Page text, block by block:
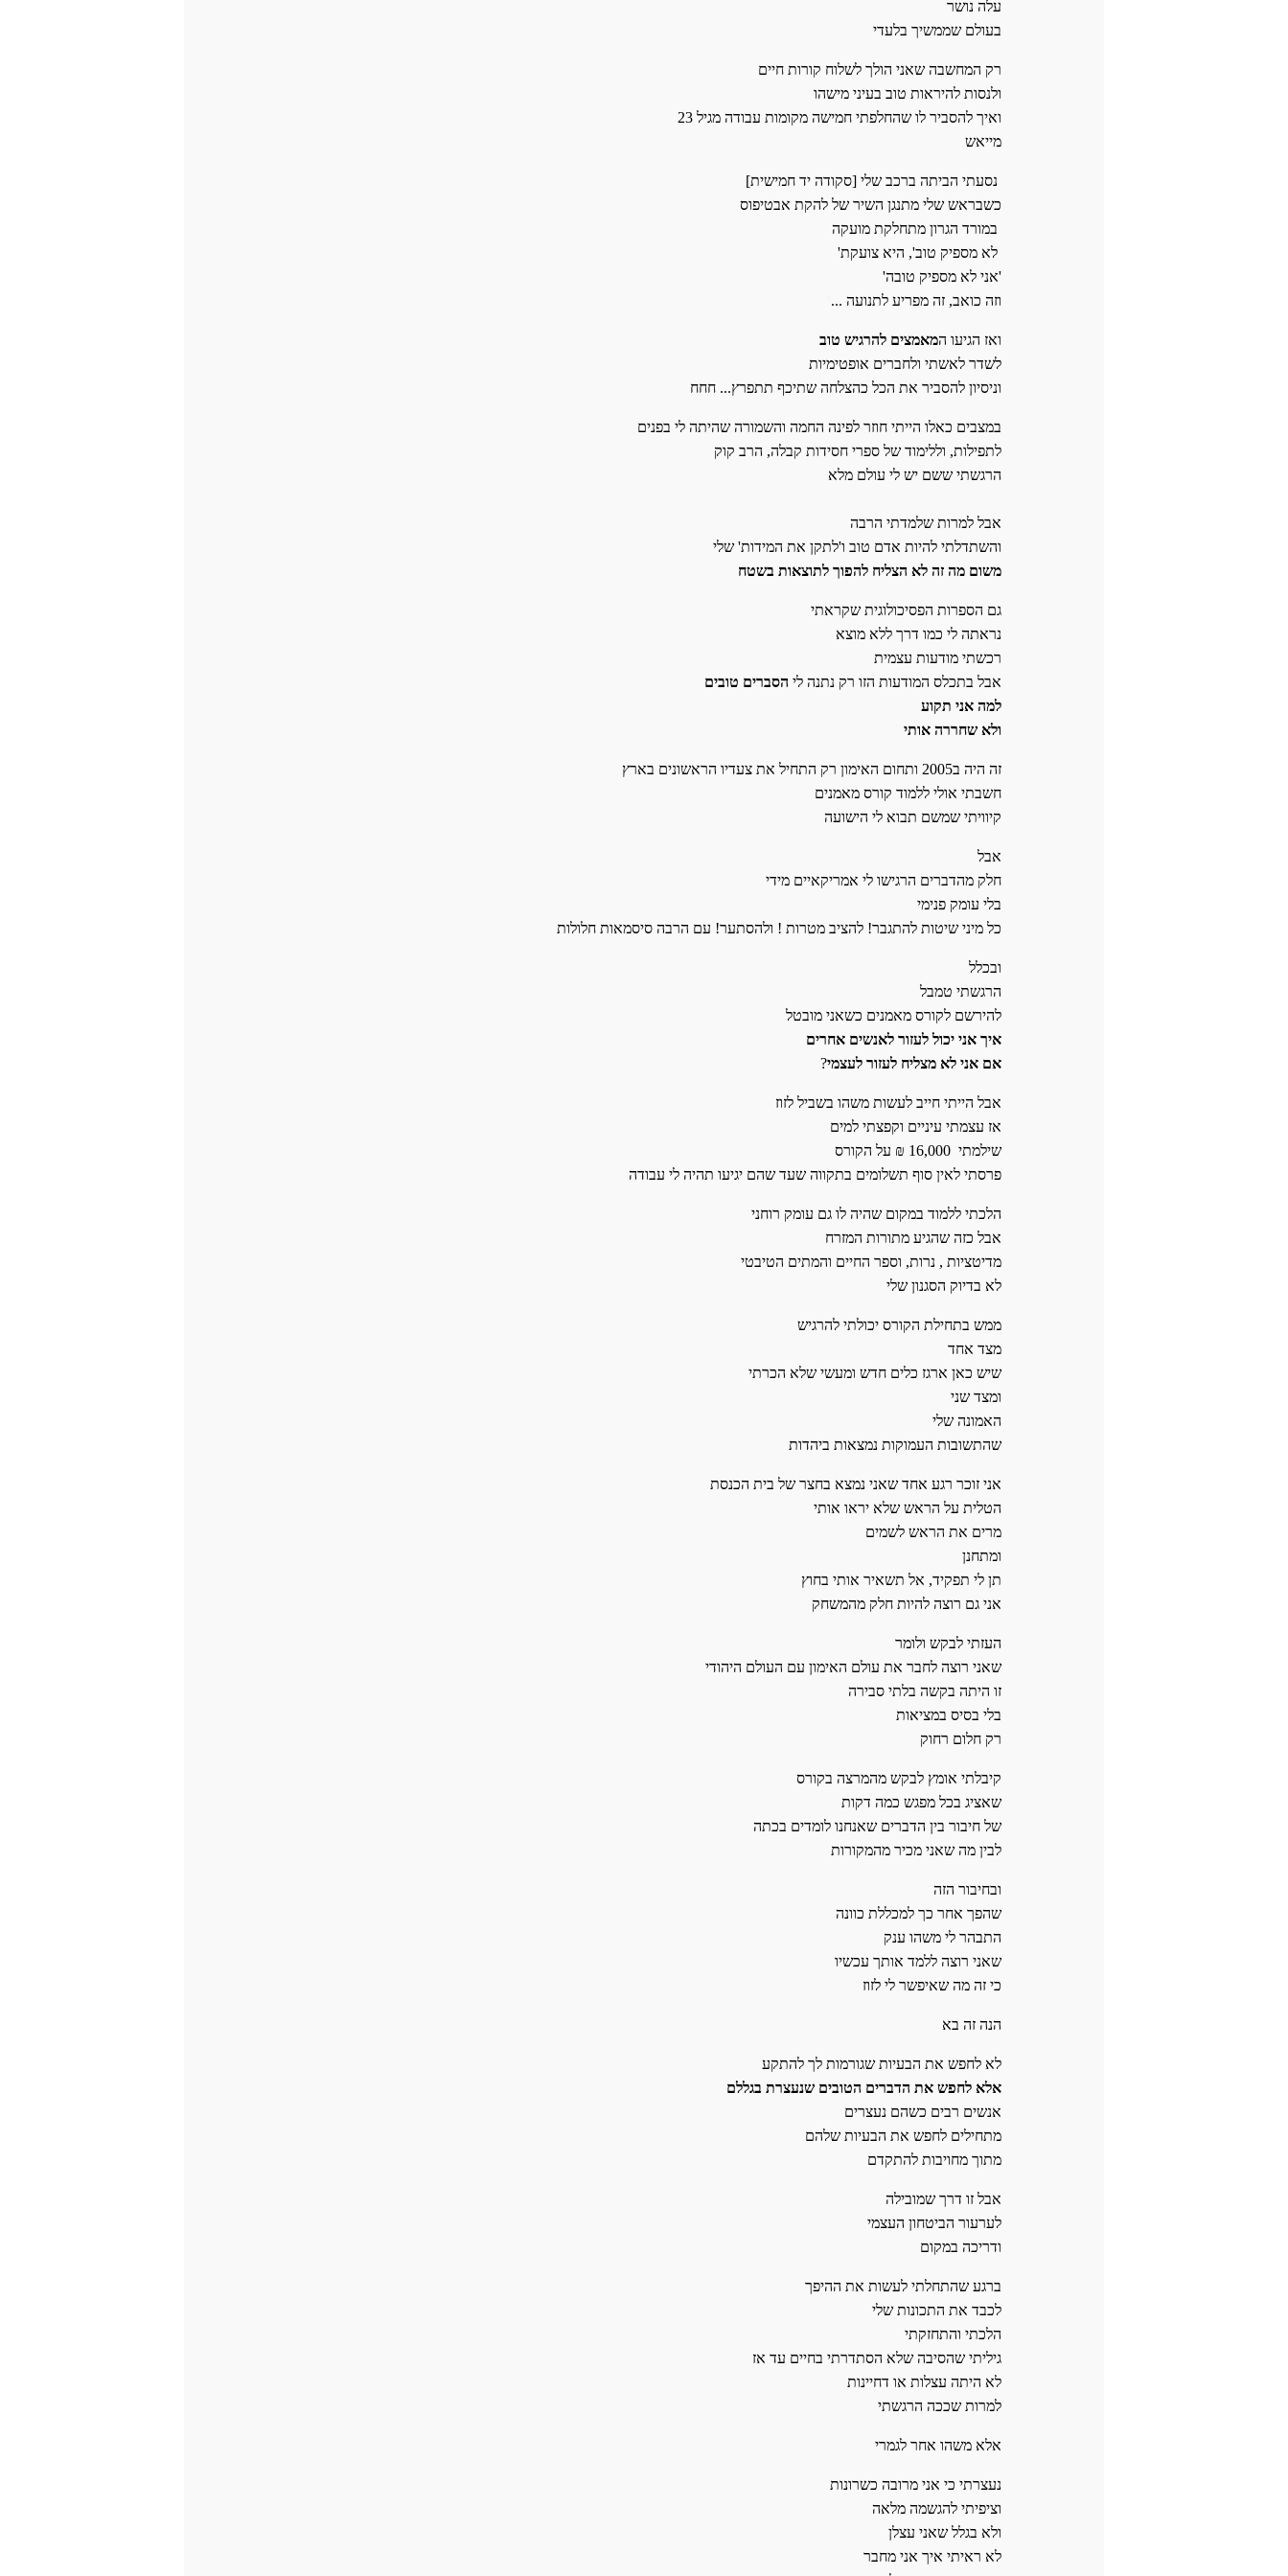
עלה נושר
בעולם שממשיך בלעדי
רק המחשבה שאני הולך לשלוח קורות חיים
ולנסות להיראות טוב בעיני מישהו
ואיך להסביר לו שהחלפתי חמישה מקומות עבודה מגיל 23
מייאש
נסעתי הביתה ברכב שלי [סקודה יד חמישית]
כשבראש שלי מתנגן השיר של להקת אבטיפוס
'לא מספיק טוב', היא צועקת
'אני לא מספיק טובה'
וזה כואב, זה מפריע לתנועה ...
ואז הגיעו המאמצים להרגיש טוב
לשדר לאשתי ולחברים אופטימיות
וניסיון להסביר את הכל כהצלחה שתיכף תתפרץ... חחח
במצבים כאלו הייתי חוזר לפינה החמה והשמורה שהיתה לי בפנים
לתפילות, וללימוד של ספרי חסידות קבלה, הרב קוק
הרגשתי ששם יש לי עולם מלא
אבל למרות שלמדתי הרבה
והשתדלתי להיות אדם טוב ו'לתקן את המידות' שלי
משום מה זה לא הצליח להפוך לתוצאות בשטח
גם הספרות הפסיכולוגית שקראתי
נראתה לי כמו דרך ללא מוצא
רכשתי מודעות עצמית
אבל בתכלס המודעות הזו רק נתנה לי הסברים טובים
למה אני תקוע
ולא שחררה אותי
זה היה ב2005 ותחום האימון רק התחיל את צעדיו הראשונים בארץ
חשבתי אולי ללמוד קורס מאמנים
קיוויתי שמשם תבוא לי הישועה
אבל
חלק מהדברים הרגישו לי אמריקאיים מידי
בלי עומק פנימי
כל מיני שיטות להתגבר! להציב מטרות ! ולהסתער! עם הרבה סיסמאות חלולות
ובכלל
הרגשתי טמבל
להירשם לקורס מאמנים כשאני מובטל
איך אני יכול לעזור לאנשים אחרים
אם אני לא מצליח לעזור לעצמי?
אבל הייתי חייב לעשות משהו בשביל לזוז
אז עצמתי עיניים וקפצתי למים
שילמתי 16,000 ₪ על הקורס
פרסתי לאין סוף תשלומים בתקווה שעד שהם יגיעו תהיה לי עבודה
הלכתי ללמוד במקום שהיה לו גם עומק רוחני
אבל כזה שהגיע מתורות המזרח
מדיטציות , נרות, וספר החיים והמתים הטיבטי
לא בדיוק הסגנון שלי
ממש בתחילת הקורס יכולתי להרגיש
מצד אחד
שיש כאן ארגז כלים חדש ומעשי שלא הכרתי
ומצד שני
האמונה שלי
שהתשובות העמוקות נמצאות ביהדות
אני זוכר רגע אחד שאני נמצא בחצר של בית הכנסת
הטלית על הראש שלא יראו אותי
מרים את הראש לשמים
ומתחנן
תן לי תפקיד, אל תשאיר אותי בחוץ
אני גם רוצה להיות חלק מהמשחק
העזתי לבקש ולומר
שאני רוצה לחבר את עולם האימון עם העולם היהודי
זו היתה בקשה בלתי סבירה
בלי בסיס במציאות
רק חלום רחוק
קיבלתי אומץ לבקש מהמרצה בקורס
שאציג בכל מפגש כמה דקות
של חיבור בין הדברים שאנחנו לומדים בכתה
לבין מה שאני מכיר מהמקורות
ובחיבור הזה
שהפך אחר כך למכללת כוונה
התבהר לי משהו ענק
שאני רוצה ללמד אותך עכשיו
כי זה מה שאיפשר לי לזוז
הנה זה בא
לא לחפש את הבעיות שגורמות לך להתקע
אלא לחפש את הדברים הטובים שנעצרת בגללם
אנשים רבים כשהם נעצרים
מתחילים לחפש את הבעיות שלהם
מתוך מחויבות להתקדם
אבל זו דרך שמובילה
לערעור הביטחון העצמי
ודריכה במקום
ברגע שהתחלתי לעשות את ההיפך
לכבד את התכונות שלי
הלכתי והתחזקתי
גיליתי שהסיבה שלא הסתדרתי בחיים עד אז
לא היתה עצלות או דחיינות
למרות שככה הרגשתי
אלא משהו אחר לגמרי
נעצרתי כי אני מרובה כשרונות
וציפיתי להגשמה מלאה
ולא בגלל שאני עצלן
לא ראיתי איך אני מחבר